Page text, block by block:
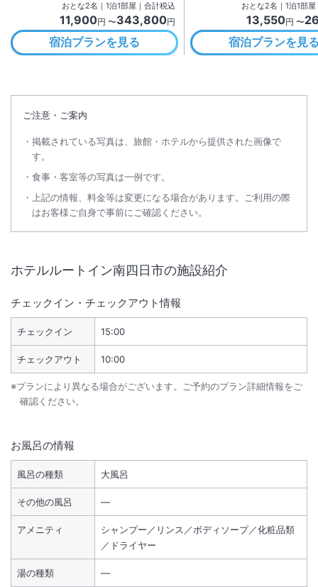
おとな2名 ｜ 1泊1部屋｜合計税込
11,900円 〜343,800円
宿泊プランを見る
おとな2名 ｜ 1泊1部屋
13,550円 〜
宿泊プランを見
ご注意・ご案内
掲載されている写真は、旅館・ホテルから提供された画像で
す。
食事・客室等の写真は一例です。
上記の情報、料金等は変更になる場合があります。ご利用の際
はお客様ご自身で事前にご確認ください。
ホテルルートイン南四日市の施設紹介
チェックイン・チェックアウト情報
チェックイン 15:00
チェックアウト 10:00
※プランにより異なる場合がございます。ご予約のプラン詳細情報をご
確認ください。
お風呂の情報
風呂の種類 大風呂
その他の風呂 ―
アメニティ
シャンプー／リンス／ボディソープ／化粧品類
／ドライヤー
湯の種類 ―